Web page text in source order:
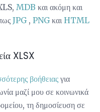
MDB και ακόμη και
JPG , PNG και HTML
XLSX
βοήθειας για
μαζί μου σε κοινωνικά
τη δημοσίευση σε